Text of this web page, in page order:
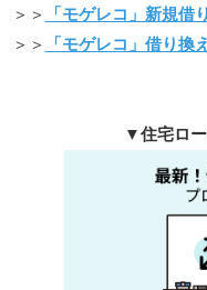
＞＞ 「モゲレコ」新規
＞＞ 「モゲレコ」借り換
▼住宅ロー